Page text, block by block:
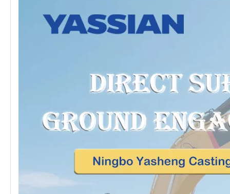
Marca del producto:YASSIAN or Your's
Oruga
Descripción del Producto